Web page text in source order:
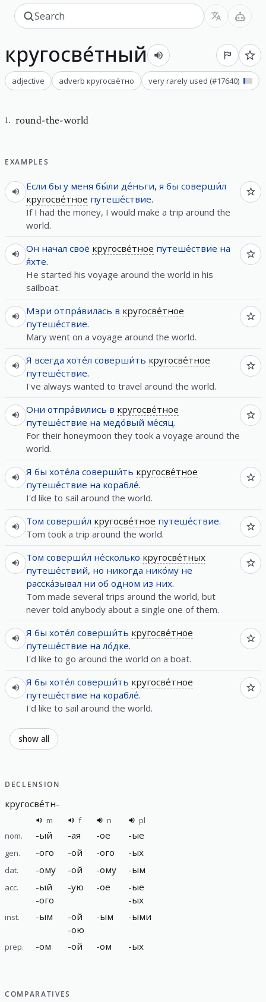
кругосве́тный
adjective adverb кругосве́тно very rarely used (#17640)
1. round-the-world
EXAMPLES
Если бы у меня бы́ли де́ньги, я бы соверши́л
кругосве́тное путеше́ствие.
If I had the money, I would make a trip around the
world.
Он начал своё кругосве́тное путеше́ствие на
я́хте.
He started his voyage around the world in his
sailboat.
Мэри отпра́вилась в кругосве́тное
путеше́ствие.
Mary went on a voyage around the world.
Я всегда хоте́л соверши́ть кругосве́тное
путеше́ствие.
I've always wanted to travel around the world.
Они отпра́вились в кругосве́тное
путеше́ствие на медо́вый ме́сяц.
For their honeymoon they took a voyage around the
world.
Я бы хоте́ла соверши́ть кругосве́тное
путеше́ствие на корабле́.
I'd like to sail around the world.
Том соверши́л кругосве́тное путеше́ствие.
Tom took a trip around the world.
Том соверши́л не́сколько кругосве́тных
путеше́ствий, но никогда нико́му не
расска́зывал ни об одном из них.
Tom made several trips around the world, but
never told anybody about a single one of them.
Я бы хоте́л соверши́ть кругосве́тное
путеше́ствие на ло́дке.
I'd like to go around the world on a boat.
Я бы хоте́л соверши́ть кругосве́тное
путеше́ствие на корабле́.
I'd like to sail around the world.
show all
DECLENSION
кругосве́тн-
m f n
pl
nom.
-ый -ая -ое -ые
gen. -ого -ой -ого -ых
dat. -ому -ой -ому -ым
acc. -ый
-ого
-ую -ое -ые
-ых
inst. -ым -ой
-ою
-ым -ыми
prep. -ом -ой -ом -ых
COMPARATIVES